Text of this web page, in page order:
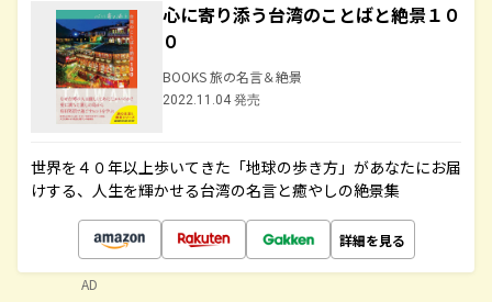
心に寄り添う台湾のことばと絶景１０
０
BOOKS 旅の名言＆絶景
2022.11.04 発売
世界を４０年以上歩いてきた「地球の歩き方」があなたにお届
けする、人生を輝かせる台湾の名言と癒やしの絶景集
詳細を見る
AD